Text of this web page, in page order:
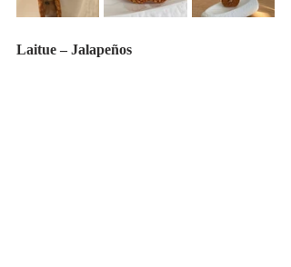
Laitue – Jalapeños